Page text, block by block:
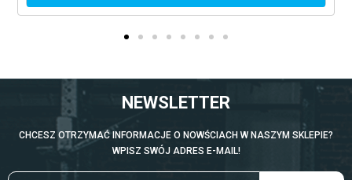
NEWSLETTER
CHCESZ OTRZYMAĆ INFORMACJE O NOWŚCIACH W NASZYM SKLEPIE?
WPISZ SWÓJ ADRES E-MAIL!